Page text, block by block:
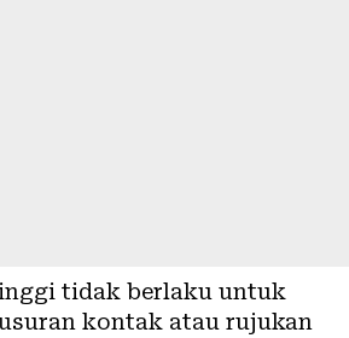
tidak berlaku untuk
kontak atau rujukan